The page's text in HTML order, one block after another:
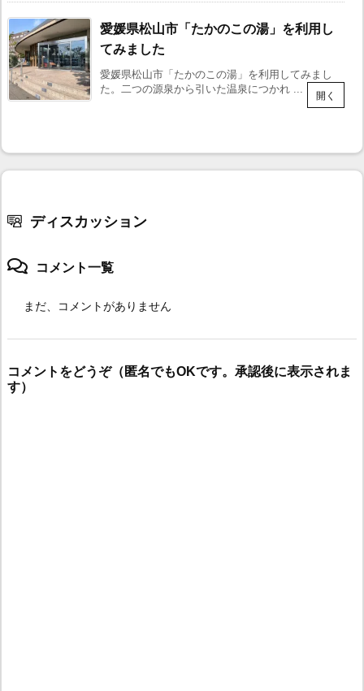
愛媛県松山市「たかのこの湯」を利用し
てみました
愛媛県松山市「たかのこの湯」を利用してみまし
た。二つの源泉から引いた温泉につかれ ...
ディスカッション
コメント一覧
まだ、コメントがありません
コメントをどうぞ（匿名でもOKです。承認後に表示されま
す）